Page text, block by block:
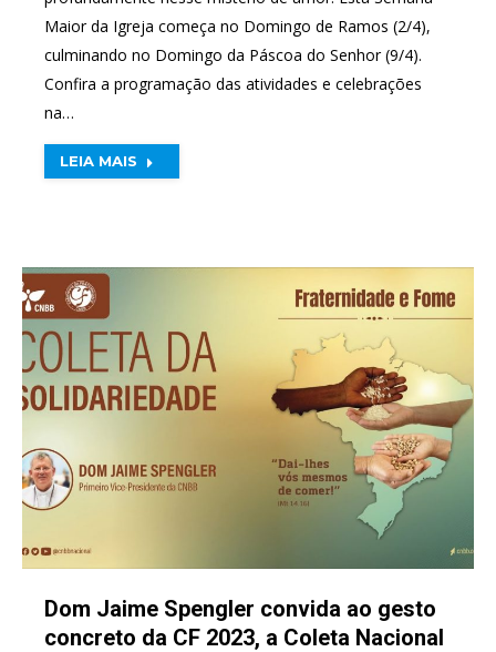
Maior da Igreja começa no Domingo de Ramos (2/4),
culminando no Domingo da Páscoa do Senhor (9/4).
Confira a programação das atividades e celebrações
na…
LEIA MAIS
Dom Jaime Spengler convida ao gesto
concreto da CF 2023, a Coleta Nacional